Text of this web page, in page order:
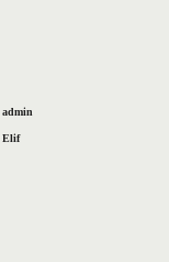
admin
Elif